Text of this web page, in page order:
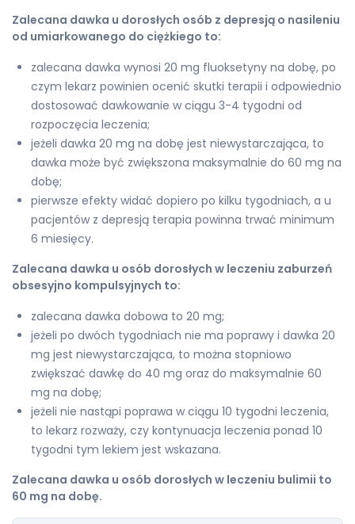
Zalecana dawka u dorosłych osób z depresją o nasileniu
od umiarkowanego do ciężkiego to:
zalecana dawka wynosi 20 mg fluoksetyny na dobę, po
czym lekarz powinien ocenić skutki terapii i odpowiednio
dostosować dawkowanie w ciągu 3-4 tygodni od
rozpoczęcia leczenia;
jeżeli dawka 20 mg na dobę jest niewystarczająca, to
dawka może być zwiększona maksymalnie do 60 mg na
dobę;
pierwsze efekty widać dopiero po kilku tygodniach, a u
pacjentów z depresją terapia powinna trwać minimum
6 miesięcy.
Zalecana dawka u osób dorosłych w leczeniu zaburzeń
obsesyjno kompulsyjnych to:
zalecana dawka dobowa to 20 mg;
jeżeli po dwóch tygodniach nie ma poprawy i dawka 20
mg jest niewystarczająca, to można stopniowo
zwiększać dawkę do 40 mg oraz do maksymalnie 60
mg na dobę;
jeżeli nie nastąpi poprawa w ciągu 10 tygodni leczenia,
to lekarz rozważy, czy kontynuacja leczenia ponad 10
tygodni tym lekiem jest wskazana.
Zalecana dawka u osób dorosłych w leczeniu bulimii to
60 mg na dobę.